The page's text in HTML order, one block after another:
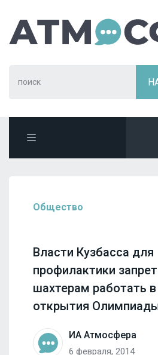
Общество
Власти Кузбасса для
профилактики
шахтерам работать
открытия
ИА Атмосфера
6 февраля, 2014